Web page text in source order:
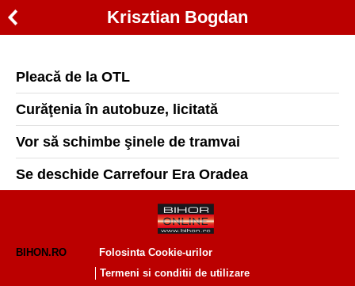
Krisztian Bogdan
Pleacă de la OTL
Curăţenia în autobuze, licitată
Vor să schimbe şinele de tramvai
Se deschide Carrefour Era Oradea
BIHON.RO
Folosinta Cookie-urilor
Termeni si conditii de utilizare